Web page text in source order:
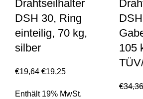
Drahtseilhalter
DSH 30, Ring
einteilig, 70 kg,
silber
€19,64 €19,25
Enthält 19% MwSt.
105
€34,36